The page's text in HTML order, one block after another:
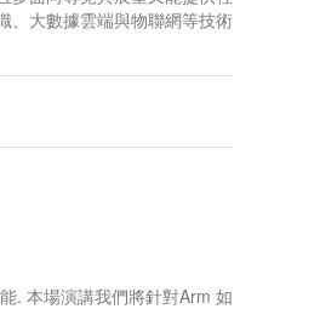
、大數據雲端與物聯網等技術
. 本場演講我們將針對Arm 如